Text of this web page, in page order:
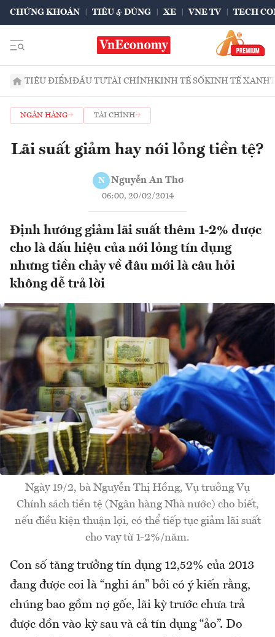
CHỨNG KHOÁN TIÊU & DÙNG XE VNE TV TECH
TIÊU ĐIỂMĐẦU TƯTÀI CHÍNHKINH TẾ SỐKINH TẾ XANH
NGÂN HÀNG TÀI CHÍNH
Lãi suất giảm hay nới lỏng tiền tệ?
N Nguyễn An Thơ
06:00, 20/02/2014
Định hướng giảm lãi suất thêm 1-2% được
cho là dấu hiệu của nới lỏng tín dụng
nhưng tiền chảy về đâu mới là câu hỏi
không dễ trả lời
Ngày 19/2, bà Nguyễn Thị Hồng, Vụ trưởng Vụ
Chính sách tiền tệ (Ngân hàng Nhà nước) cho biết,
nếu điều kiện thuận lợi, có thể tiếp tục giảm lãi suất
cho vay từ 1-2%/năm.
Con số tăng trưởng tín dụng 12,52% của 2013
đang được coi là “nghi án” bởi có ý kiến rằng,
chúng bao gồm nợ gốc, lãi kỳ trước chưa trả
được dồn vào kỳ sau và cả tín dụng “ảo”. Do